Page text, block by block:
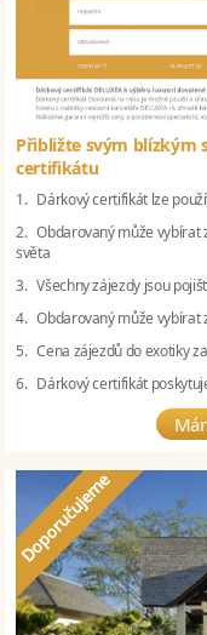
Přibližte svým blízkým
certifikátu
1. Dárkový certifikát lze
2. Obdarovaný může vybírat
světa
3. Všechny zájezdy jsou
4. Obdarovaný může vybírat
5. Cena zájezdů do exotiky
6. Dárkový certifikát